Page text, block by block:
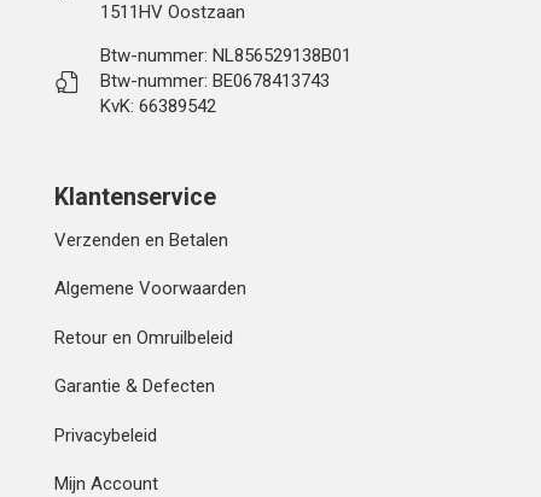
1511HV Oostzaan
Btw-nummer: NL856529138B01
Btw-nummer: BE0678413743
KvK: 66389542
Klantenservice
Verzenden en Betalen
Algemene Voorwaarden
Retour en Omruilbeleid
Garantie & Defecten
Privacybeleid
Mijn Account